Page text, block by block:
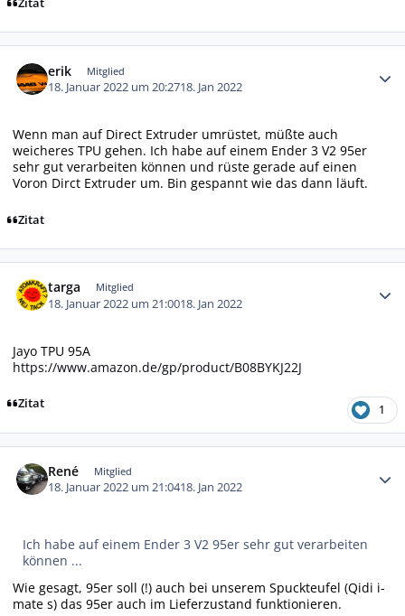
Zitat
erik Mitglied
18. Januar 2022 um 20:2718. Jan 2022
Wenn man auf Direct Extruder umrüstet, müßte auch
weicheres TPU gehen. Ich habe auf einem Ender 3 V2 95er
sehr gut verarbeiten können und rüste gerade auf einen
Voron Dirct Extruder um. Bin gespannt wie das dann läuft.
Zitat
targa Mitglied
18. Januar 2022 um 21:0018. Jan 2022
Jayo TPU 95A
https://www.amazon.de/gp/product/B08BYKJ22J
Zitat 1
René Mitglied
18. Januar 2022 um 21:0418. Jan 2022
Ich habe auf einem Ender 3 V2 95er sehr gut verarbeiten
können ...
Wie gesagt, 95er soll (!) auch bei unserem Spuckteufel (Qidi i-
mate s) das 95er auch im Lieferzustand funktionieren.